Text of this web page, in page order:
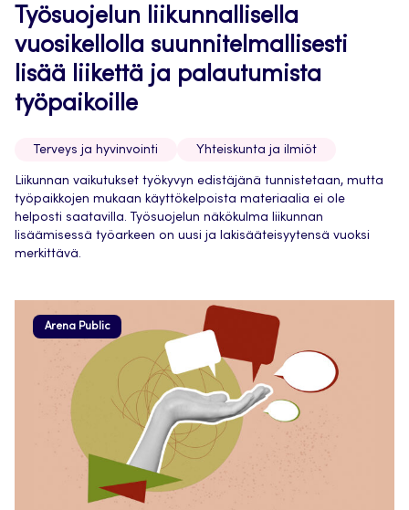
Työsuojelun liikunnallisella
vuosikellolla suunnitelmallisesti
lisää liikettä ja palautumista
työpaikoille
Terveys ja hyvinvointi Yhteiskunta ja ilmiöt
Liikunnan vaikutukset työkyvyn edistäjänä tunnistetaan, mutta
työpaikkojen mukaan käyttökelpoista materiaalia ei ole
helposti saatavilla. Työsuojelun näkökulma liikunnan
lisäämisessä työarkeen on uusi ja lakisääteisyytensä vuoksi
merkittävä.
Arena Public